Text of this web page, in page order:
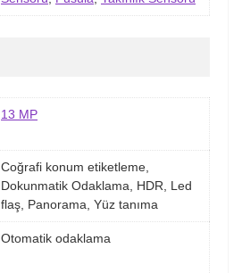
13 MP
Coğrafi konum etiketleme,
Dokunmatik Odaklama, HDR, Led
flaş, Panorama, Yüz tanıma
Otomatik odaklama